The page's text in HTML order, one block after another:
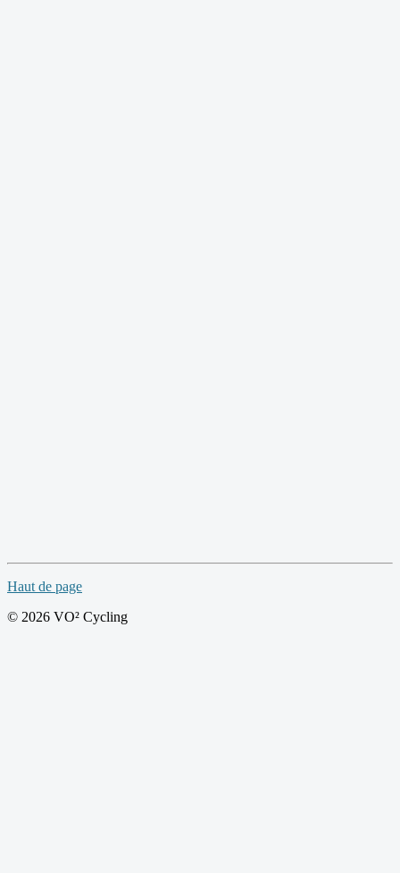
Haut de page
© 2026 VO² Cycling